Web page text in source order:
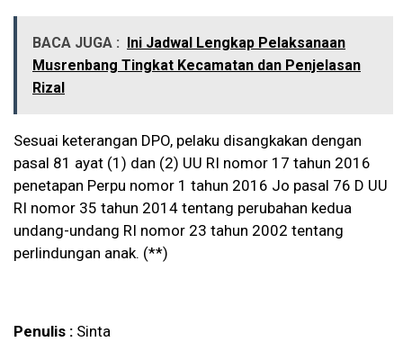
BACA JUGA :
Ini Jadwal Lengkap Pelaksanaan
Musrenbang Tingkat Kecamatan dan Penjelasan
Rizal
Sesuai keterangan DPO, pelaku disangkakan dengan
pasal 81 ayat (1) dan (2) UU RI nomor 17 tahun 2016
penetapan Perpu nomor 1 tahun 2016 Jo pasal 76 D UU
RI nomor 35 tahun 2014 tentang perubahan kedua
undang-undang RI nomor 23 tahun 2002 tentang
perlindungan anak. (**)
Penulis : Sinta